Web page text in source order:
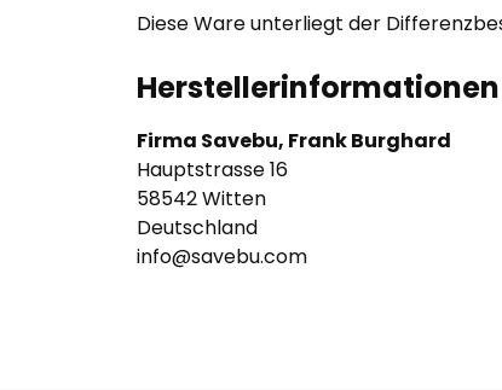
Diese Ware unterliegt der
Herstellerinformationen
Firma Savebu, Frank Burghard
Hauptstrasse 16
58542 Witten
Deutschland
info@savebu.com